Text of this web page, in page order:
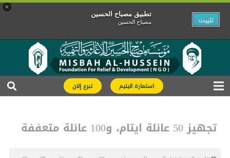
×
تطبیق مصباح الحسین
مصباح الحسین تثبیت
استمارة اليتيم تبرع إلان
تجهيز 50 عائلة ايتام، و100 عائلة متعففة